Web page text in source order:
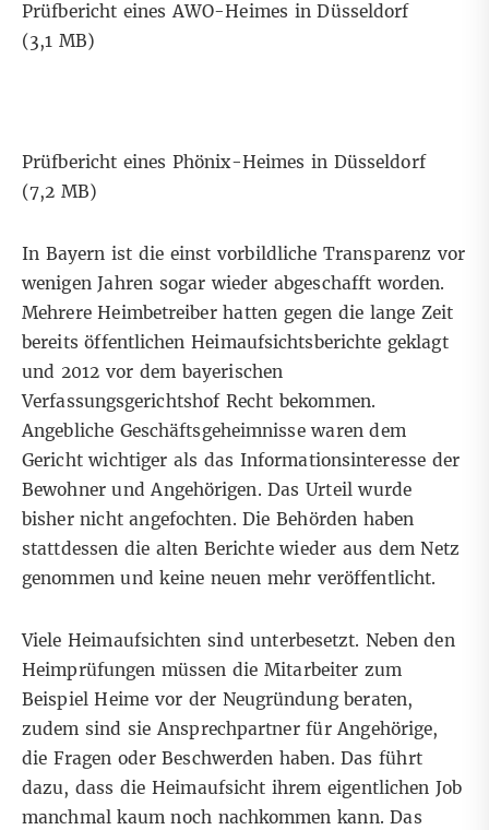
Prüfbericht eines AWO-Heimes in Düsseldorf
(3,1 MB)
Prüfbericht eines Phönix-Heimes in Düsseldorf
(7,2 MB)
In Bayern ist die einst vorbildliche Transparenz vor
wenigen Jahren sogar wieder abgeschafft worden.
Mehrere Heimbetreiber hatten gegen die lange Zeit
bereits öffentlichen Heimaufsichtsberichte geklagt
und 2012 vor dem bayerischen
Verfassungsgerichtshof Recht bekommen.
Angebliche Geschäftsgeheimnisse waren dem
Gericht wichtiger als das Informationsinteresse der
Bewohner und Angehörigen. Das Urteil wurde
bisher nicht angefochten. Die Behörden haben
stattdessen die alten Berichte wieder aus dem Netz
genommen und keine neuen mehr veröffentlicht.
Viele Heimaufsichten sind unterbesetzt. Neben den
Heimprüfungen müssen die Mitarbeiter zum
Beispiel Heime vor der Neugründung beraten,
zudem sind sie Ansprechpartner für Angehörige,
die Fragen oder Beschwerden haben. Das führt
dazu, dass die Heimaufsicht ihrem eigentlichen Job
manchmal kaum noch nachkommen kann. Das